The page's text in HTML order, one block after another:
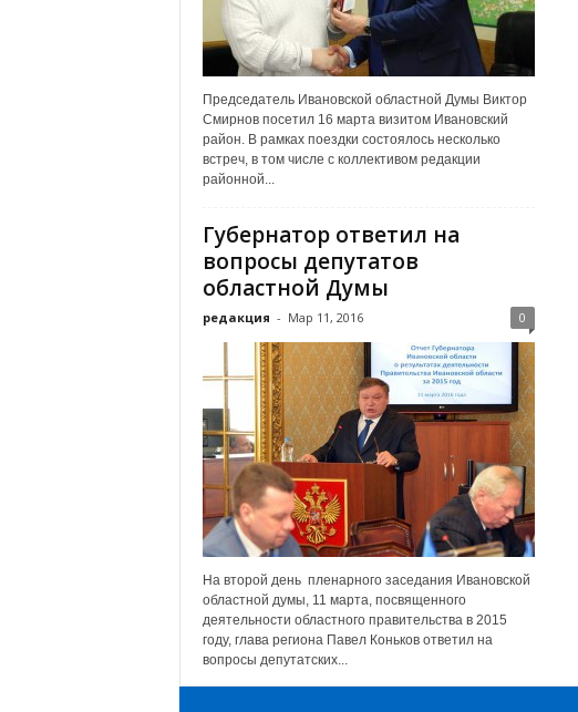
Председатель Ивановской областной Думы Виктор
Смирнов посетил 16 марта визитом Ивановский
район. В рамках поездки состоялось несколько
встреч, в том числе с коллективом редакции
районной...
Губернатор ответил на
вопросы депутатов
областной Думы
редакция - Мар 11, 2016 0
На второй день пленарного заседания Ивановской
областной думы, 11 марта, посвященного
деятельности областного правительства в 2015
году, глава региона Павел Коньков ответил на
вопросы депутатских...